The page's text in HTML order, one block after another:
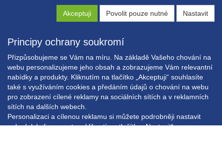
Akceptuji Povolit pouze nutné Nastavit
Principy ochrany soukromí
Přizpůsobujeme se Vám na míru. Na základě Vašeho chování na
webu personalizujeme jeho obsah a zobrazujeme Vám relevantní
nabídky a produkty. Kliknutím na tlačítko „Akceptuji“ souhlasíte
také s využíváním cookies a předáním údajů o chování na webu
pro zobrazení cílené reklamy na sociálních sítích a v reklamních
sítích na dalších webech.
Personalizaci a cílenou reklamu si můžete podrobněji nastavit
nebo kdykoli vypnout po kliknutí na tlačítko „Nastavit“.
Copyright © EXPRESS ALARM Czech s.r.o.
Powered byABRA E-shop